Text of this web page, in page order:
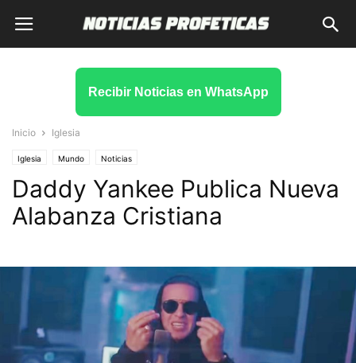
Recibir Noticias en WhatsApp
Inicio Iglesia
Iglesia Mundo Noticias
Daddy Yankee Publica Nueva
Alabanza Cristiana